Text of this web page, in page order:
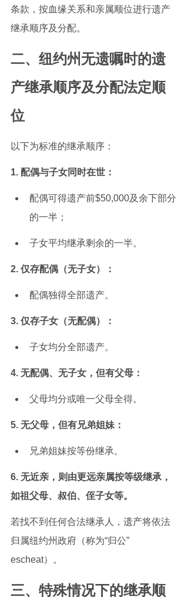
条款，按血缘关系和亲属顺位进行遗产
继承顺序及分配。
二、纽约州无遗嘱时的遗
产继承顺序及分配法定顺
位
以下为标准的继承顺序：
1. 配偶与子女同时在世：
配偶可得遗产前$50,000及余下部分
的一半；
子女平均继承剩余的一半。
2. 仅存配偶（无子女）：
配偶独得全部遗产。
3. 仅存子女（无配偶）：
子女均分全部遗产。
4. 无配偶、无子女，但有父母：
父母均分或唯一父母全得。
5. 无父母，但有兄弟姐妹：
兄弟姐妹按等份继承。
6. 无近亲，则由更远亲属按等级继承，
如祖父母、叔伯、侄子女等。
若找不到任何合法继承人，遗产将依法
归属纽约州政府（称为“归公”
escheat）。
三、特殊情况下的继承顺